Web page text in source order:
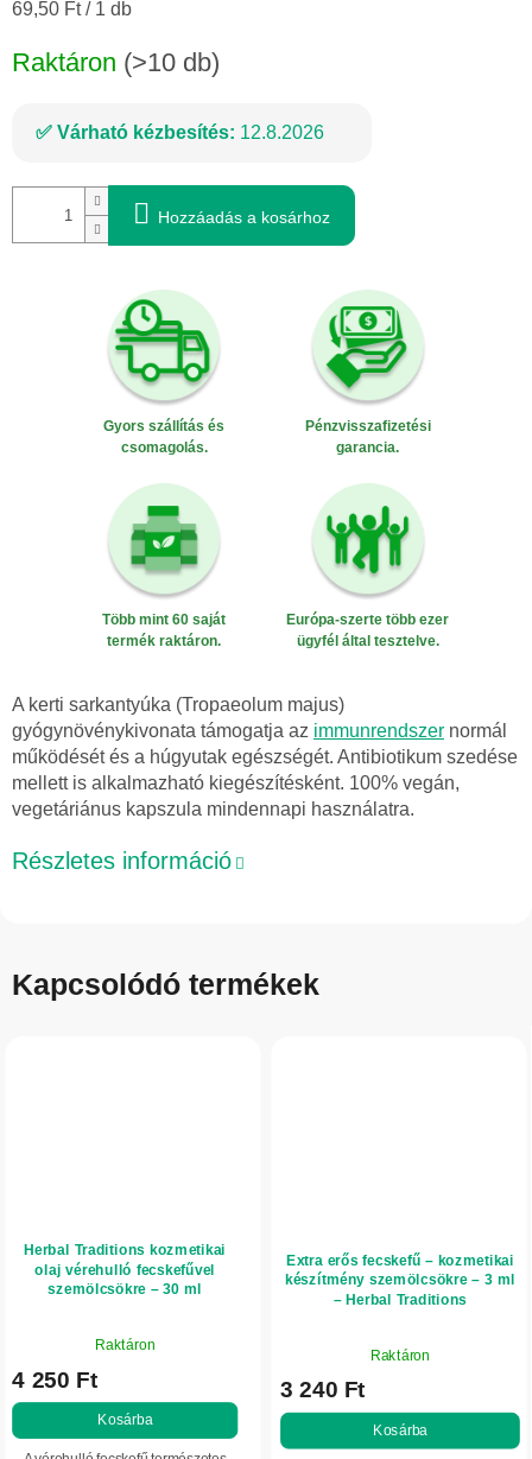
Egységár:
69,50 Ft / 1 db
Raktáron (>10 db)
Várható kézbesítés: 12.8.2026
Hozzáadás a kosárhoz
Gyors szállítás és
csomagolás.
Pénzvisszafizetési
garancia.
Több mint 60 saját
termék raktáron.
Európa-szerte több ezer
ügyfél által tesztelve.
A kerti sarkantyúka (Tropaeolum majus)
gyógynövénykivonata támogatja az immunrendszer normál
működését és a húgyutak egészségét. Antibiotikum szedése
mellett is alkalmazható kiegészítésként. 100% vegán,
vegetáriánus kapszula mindennapi használatra.
Részletes információ
Kapcsolódó termékek
Herbal Traditions kozmetikai
olaj vérehulló fecskefűvel
szemölcsökre – 30 ml
átlagos
értékelése
ből
Raktáron
4 250 Ft
Kosárba
Extra erős fecskefű – kozmetikai
készítmény szemölcsökre – 3 ml
– Herbal Traditions
átlagos
értékelése
5-
Raktáron
3 240 Ft
Kosárba